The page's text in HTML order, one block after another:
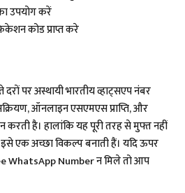
उपयोग करें
कोड प्राप्त करे
पर अस्थायी भारतीय व्हाट्सएप नंबर
ऑनलाइन एसएमएस प्राप्ति, और
करती है। हालांकि यह पूरी तरह से मुफ्त नहीं
एक अच्छा विकल्प बनाती हैं। ​यदि ऊपर
WhatsApp Number न मिले तो आप